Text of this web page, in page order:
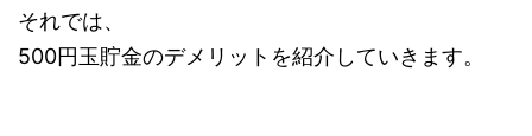
それでは、
500円玉貯金のデメリットを紹介していきます。